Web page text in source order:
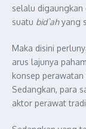
selalu digaungkan
suatu bid`ahyang
Maka disini
arus lajunya
konsep
Sedangkan, para
aktor perawat